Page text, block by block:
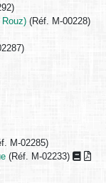
Rouz) (Réf. M-00228)
M-02285)
(Réf. M-02233)